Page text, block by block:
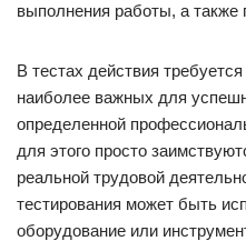
выполнения работы, а
В тестах действия
наиболее важных для
определенной
для этого просто
реальной трудовой
тестирования может быть
оборудование или